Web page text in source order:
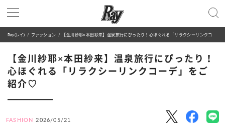
Ray(レイ) ファッション 【金川紗耶×本田紗来】温泉旅行にぴったり！心ほぐれる「リラクシーリンクコーデ」をご紹介♡
【金川紗耶×本田紗来】温泉旅行にぴったり！
心ほぐれる「リラクシーリンクコーデ」をご
紹介♡
FASHION 2026/05/21